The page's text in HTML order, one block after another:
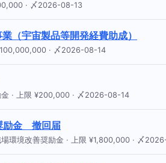
· 〆2026-08-13
（宇宙製品等開発経費助成）
· 〆2026-08-14
· 上限 ¥200,000 · 〆2026-08-14
励金 撤回届
環境改善奨励金 · 上限 ¥1,800,000 · 〆